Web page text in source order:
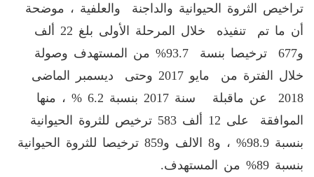
تراخيص الثروة الحيوانية والداجنة والعلفية ، موضحة
أن ما تم تنفيذه خلال المرحلة الأولى بلغ 22 ألف
و677 ترخيصا بنسة 93.7% من المستهدف وصولة
خلال الفترة من مايو 2017 وحتى ديسمبر الماضى
2018 عن ماقبلة سنة 2017 بنسبة 6.2 % ، منها
الموافقة على 12 ألف 583 ترخيص للثروة الحيوانية
بنسبة 98.9% ، و8 الالف و859 ترخيصا للثروة الحيوانية
بنسبة 89% من المستهدف.